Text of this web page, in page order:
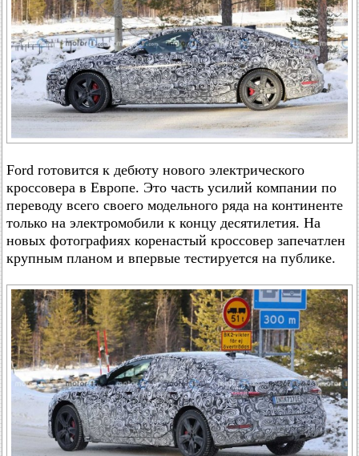
Ford готовится к дебюту нового электрического
кроссовера в Европе. Это часть усилий компании по
переводу всего своего модельного ряда на континенте
только на электромобили к концу десятилетия. На
новых фотографиях коренастый кроссовер запечатлен
крупным планом и впервые тестируется на публике.